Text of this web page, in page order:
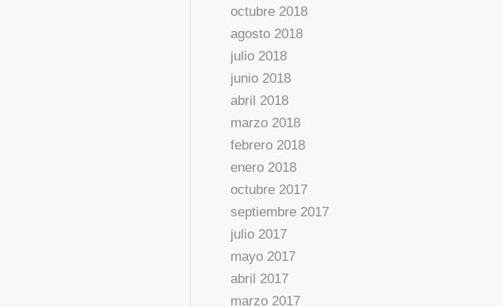
octubre 2018
agosto 2018
julio 2018
junio 2018
abril 2018
marzo 2018
febrero 2018
enero 2018
octubre 2017
septiembre 2017
julio 2017
mayo 2017
abril 2017
marzo 2017